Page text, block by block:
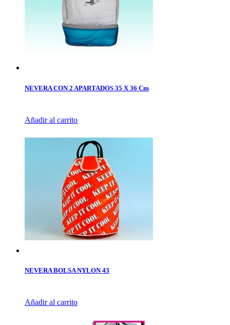
NEVERA CON 2 APARTADOS 35 X 36 Cm
Añadir al carrito
NEVERA BOLSA NYLON 43
Añadir al carrito